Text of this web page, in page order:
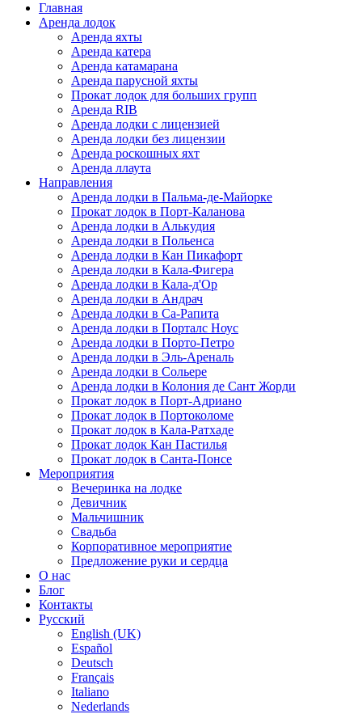
Главная
Аренда лодок
Аренда яхты
Аренда катера
Аренда катамарана
Аренда парусной яхты
Прокат лодок для больших групп
Аренда RIB
Аренда лодки с лицензией
Аренда лодки без лицензии
Аренда роскошных яхт
Аренда ллаута
Направления
Аренда лодки в Пальма-де-Майорке
Прокат лодок в Порт-Каланова
Аренда лодки в Алькудия
Аренда лодки в Польенса
Аренда лодки в Кан Пикафорт
Аренда лодки в Кала-Фигера
Аренда лодки в Кала-д'Ор
Аренда лодки в Андрач
Аренда лодки в Са-Рапита
Аренда лодки в Порталс Ноус
Аренда лодки в Порто-Петро
Аренда лодки в Эль-Ареналь
Аренда лодки в Сольере
Аренда лодки в Колония де Сант Жорди
Прокат лодок в Порт-Адриано
Прокат лодок в Портоколоме
Прокат лодок в Кала-Ратхаде
Прокат лодок Кан Пастилья
Прокат лодок в Санта-Понсе
Мероприятия
Вечеринка на лодке
Девичник
Мальчишник
Свадьба
Корпоративное мероприятие
Предложение руки и сердца
О нас
Блог
Контакты
Русский
English (UK)
Español
Deutsch
Français
Italiano
Nederlands